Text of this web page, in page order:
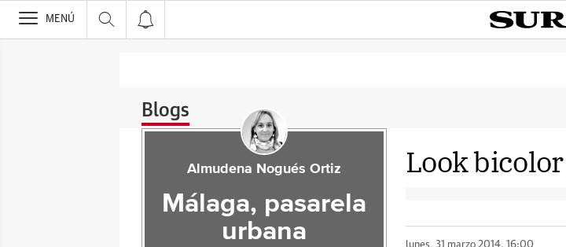
>
MENÚ
Blogs
Look
lunes, 31 marzo 2014, 16:00
Almudena Nogués Ortiz
Málaga, pasarela
urbana